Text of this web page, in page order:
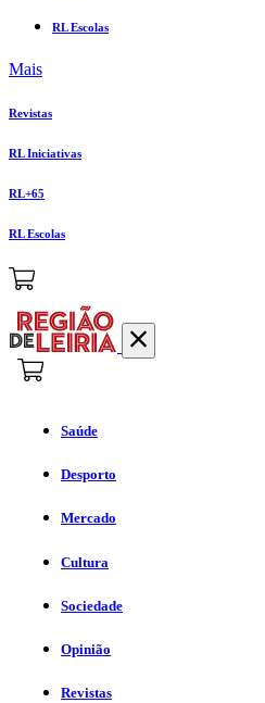
RL Escolas
Mais
Revistas
RL Iniciativas
RL+65
RL Escolas
Saúde
Desporto
Mercado
Cultura
Sociedade
Opinião
Revistas